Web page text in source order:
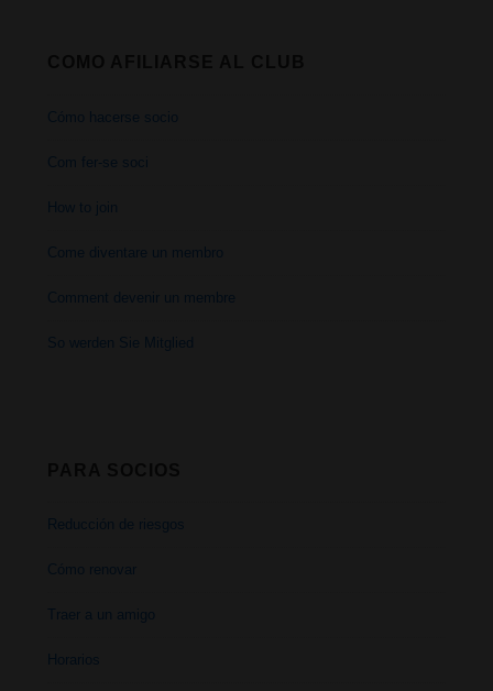
Cómo hacerse socio
Com fer-se soci
How to join
Come diventare un membro
Comment devenir un membre
So werden Sie Mitglied
Reducción de riesgos
Cómo renovar
Traer a un amigo
Horarios